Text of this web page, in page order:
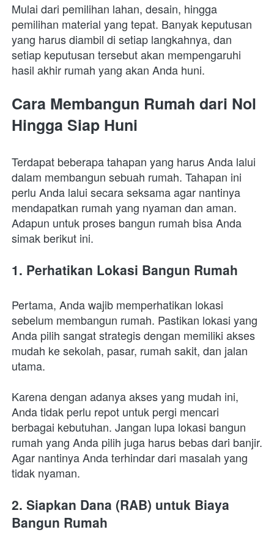
Mulai dari pemilihan lahan, desain, hingga
pemilihan material yang tepat. Banyak keputusan
yang harus diambil di setiap langkahnya, dan
setiap keputusan tersebut akan mempengaruhi
hasil akhir rumah yang akan Anda huni.
Cara Membangun Rumah dari Nol
Hingga Siap Huni
Terdapat beberapa tahapan yang harus Anda lalui
dalam membangun sebuah rumah. Tahapan ini
perlu Anda lalui secara seksama agar nantinya
mendapatkan rumah yang nyaman dan aman.
Adapun untuk proses bangun rumah bisa Anda
simak berikut ini.
1. Perhatikan Lokasi Bangun Rumah
Pertama, Anda wajib memperhatikan lokasi
sebelum membangun rumah. Pastikan lokasi yang
Anda pilih sangat strategis dengan memiliki akses
mudah ke sekolah, pasar, rumah sakit, dan jalan
utama.
Karena dengan adanya akses yang mudah ini,
Anda tidak perlu repot untuk pergi mencari
berbagai kebutuhan. Jangan lupa lokasi bangun
rumah yang Anda pilih juga harus bebas dari banjir.
Agar nantinya Anda terhindar dari masalah yang
tidak nyaman.
2. Siapkan Dana (RAB) untuk Biaya
Bangun Rumah